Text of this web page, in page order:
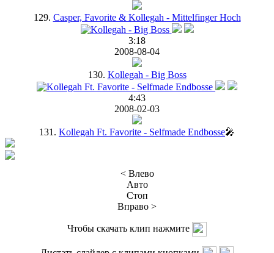
129. Casper, Favorite & Kollegah - Mittelfinger Hoch
3:18
2008-08-04
130. Kollegah - Big Boss
4:43
2008-02-03
131. Kollegah Ft. Favorite - Selfmade Endbosse🎤
< Влево
Авто
Стоп
Вправо >
Чтобы скачать клип нажмите